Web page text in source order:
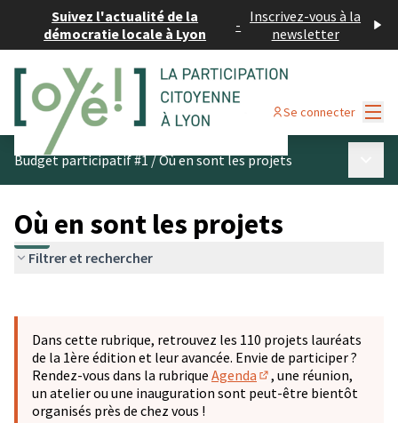
Suivez l'actualité de la
démocratie locale à Lyon
- Inscrivez-vous à la
newsletter
Se connecter
Budget participatif #1/Où en sont les projets
Où en sont les projets
Filtrer et rechercher
−
Dans cette rubrique, retrouvez les 110 projets lauréats
de la 1ère édition et leur avancée. Envie de participer ?
Rendez-vous dans la rubrique Agenda
(S'ouvre dans un
, une réunion,
un atelier ou une inauguration sont peut-être bientôt
organisés près de chez vous !